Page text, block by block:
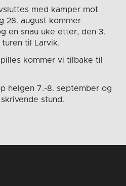
med kamper mot
28. august kommer
en snau uke etter, den 3.
til Larvik.
kommer vi tilbake til
helgen 7.-8. september og
stund.